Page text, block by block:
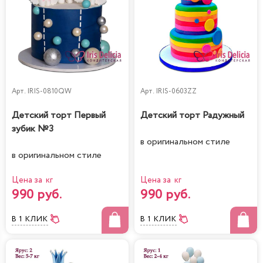
Арт. IRIS-0810QW
Детский торт Первый
зубик №3
в оригинальном стиле
Цена за кг
990 руб.
В 1 КЛИК
Арт. IRIS-0603ZZ
Детский торт Радужный
в оригинальном стиле
Цена за кг
990 руб.
В 1 КЛИК